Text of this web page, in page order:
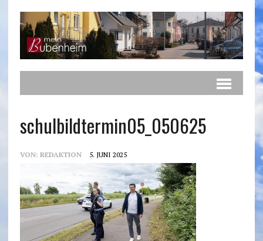
schulbildtermin05_050625
VON: REDAKTION 5. JUNI 2025